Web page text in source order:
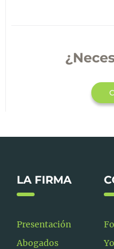
LA FIRMA
Presentación
Abogados